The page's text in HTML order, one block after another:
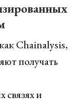
Chainalysis,
получать
связях и